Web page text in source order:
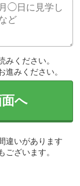
みください。
みください。
へ
違いがあります
ざいます。